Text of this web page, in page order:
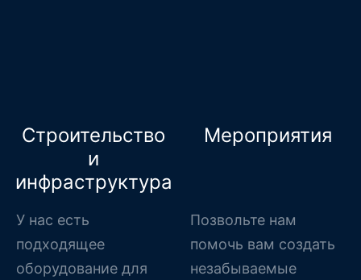
Строительство
и
инфраструктура
У нас есть
подходящее
оборудование для
Мероприятия
Позвольте нам
помочь вам создать
незабываемые